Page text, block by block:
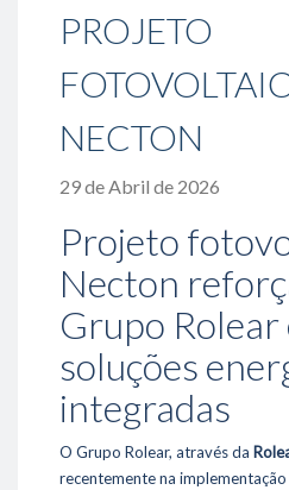
- Oportunidades / Ofertas disponíveis
Sustentabilidade
- Ambiente
- Fornecedores
Projetos de referência
- Notícias
- Fotos & Videos
Contactos
289 860 300
PROJETO
NECTON
29 de Abril de 2026
Projeto
Necton
Grupo Rolear
soluções
integradas
O Grupo Rolear, através da
recentemente na